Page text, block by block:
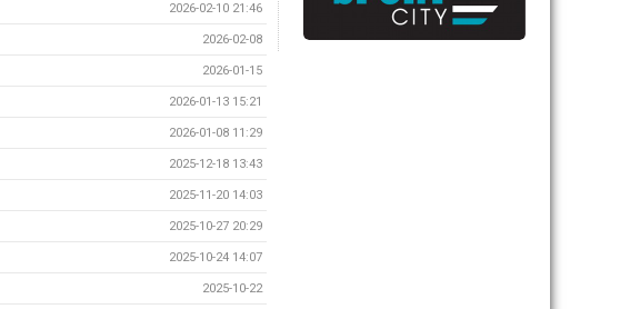
2026-02-10 21:46
2026-02-08
2026-01-15
2026-01-13 15:21
2026-01-08 11:29
2025-12-18 13:43
2025-11-20 14:03
2025-10-27 20:29
2025-10-24 14:07
2025-10-22